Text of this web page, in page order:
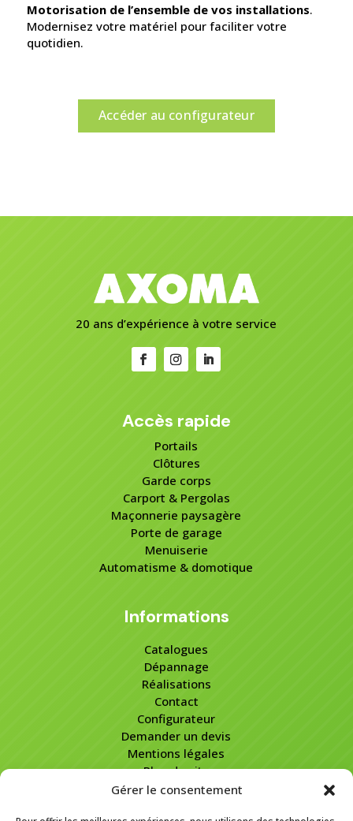
Gérer le consentement
Motorisation de l’ensemble de vos installations.
Modernisez votre matériel pour faciliter votre
quotidien.
Accéder au configurateur
20 ans d’expérience à votre service
Accès rapide
Portails
Clôtures
Garde corps
Carport & Pergolas
Maçonnerie paysagère
Porte de garage
Menuiserie
Automatisme & domotique
Informations
Catalogues
Dépannage
Réalisations
Contact
Configurateur
Demander un devis
Mentions légales
Plan de site